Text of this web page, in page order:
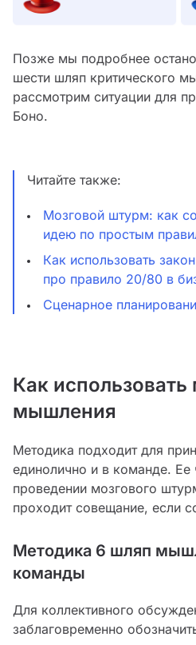
Позже мы подробнее
шести шляп критического
рассмотрим ситуации для
Боно.
Читайте также:
Мозговой штурм: как
идею по простым
Как использовать
про правило 20/80 в
Сценарное
Как
мышления
Методика подходит для
единолично и в команде. Ее
проведении мозгового
проходит совещание, если
Методика 6 шляп
команды
Для коллективного
заблаговременно